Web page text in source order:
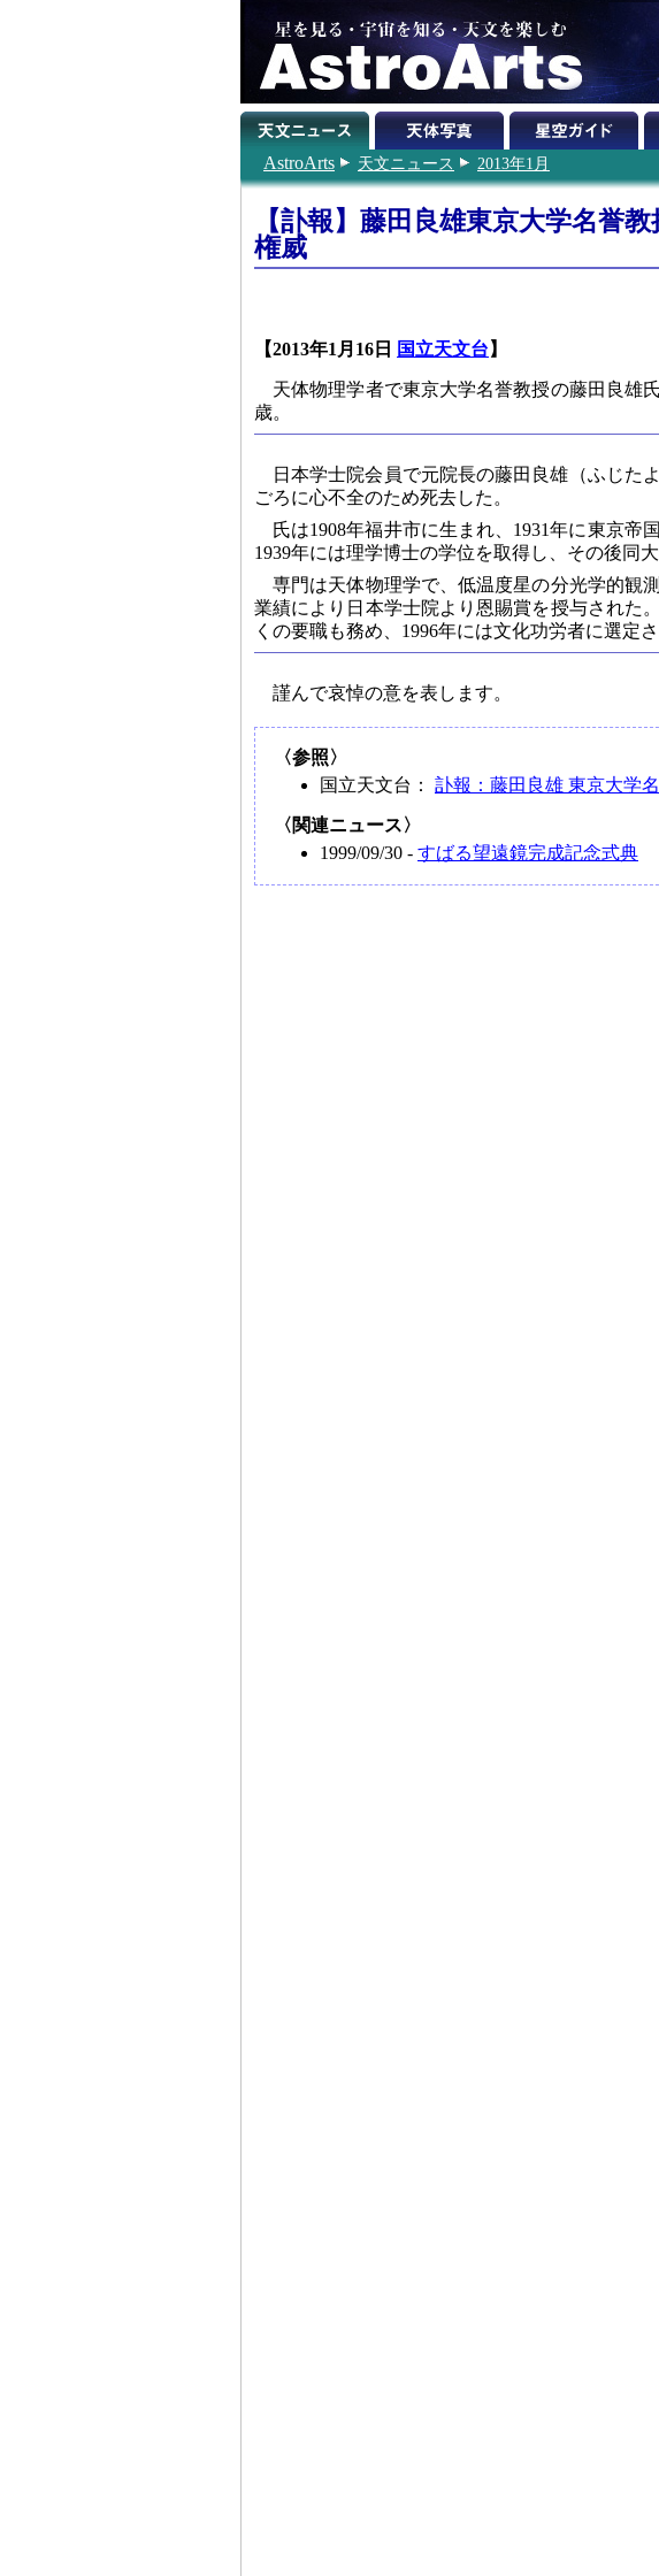
AstroArts 天文ニュース 2013年1月
【訃報】藤田良雄東京大学名誉
権威
【2013年1月16日 国立天文台 】
天体物理学者で東京大学名誉教授の藤田良雄
歳。
日本学士院会員で元院長の藤田良雄（ふじた
ごろに心不全のため死去した。
氏は1908年福井市に生まれ、1931年に東京帝
1939年には理学博士の学位を取得し、その後同
専門は天体物理学で、低温度星の分光学的観
業績により日本学士院より恩賜賞を授与された
くの要職も務め、1996年には文化功労者に選定さ
謹んで哀悼の意を表します。
〈参照〉
国立天文台： 訃報：藤田良雄 東京大学
〈関連ニュース〉
1999/09/30 - すばる望遠鏡完成記念式典